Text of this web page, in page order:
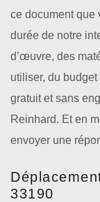
ce document que
durée de notre
d’œuvre, des
utiliser, du
gratuit et sans
Reinhard. Et en
envoyer une
33190